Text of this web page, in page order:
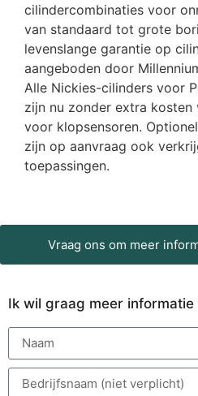
cilindercombinaties voor
van standaard tot grote
levenslange garantie op
aangeboden door
Alle Nickies-cilinders voor
zijn nu zonder extra
voor klopsensoren.
zijn op aanvraag ook
toepassingen.
Vraag ons om meer
Ik wil graag meer